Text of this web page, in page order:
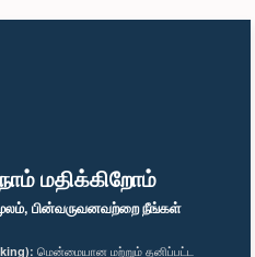
மதிக்கிறோம்
பின்வருவனவற்றை நீங்கள்
மென்மையான மற்றும் தனிப்பட்ட